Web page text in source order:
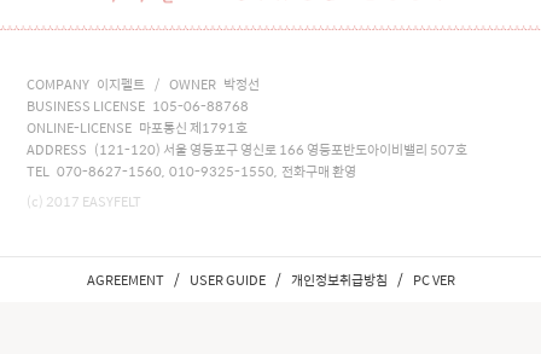
COMPANY 이지펠트 / OWNER 박정선
BUSINESS LICENSE 105-06-88768
ONLINE-LICENSE 마포통신 제1791호
ADDRESS (121-120) 서울 영등포구 영신로 166 영등포반도아이비밸리 507호
TEL 070-8627-1560, 010-9325-1550, 전화구매 환영
(c) 2017 EASYFELT
AGREEMENT / USER GUIDE / 개인정보취급방침 / PC VER